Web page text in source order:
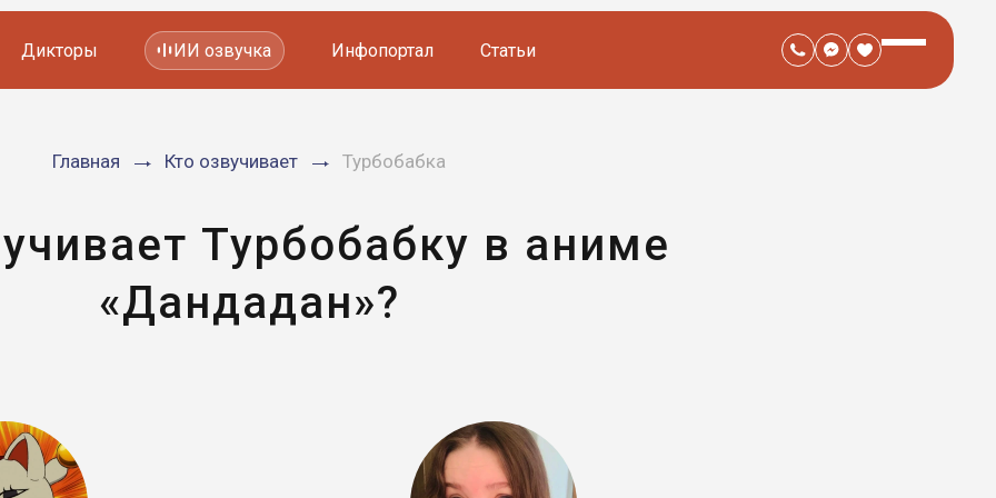
Мультфильмов
Дикторы ИИ озвучка Инфопортал Статьи
Главная Кто озвучивает Турбобабка
Турбобабку в аниме
«Дандадан»?